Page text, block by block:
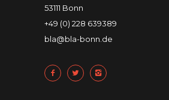
53111 Bonn
+49 (0) 228 639389
bla@bla-bonn.de